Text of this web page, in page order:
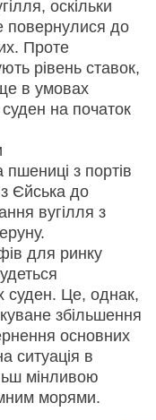
оскільки
повернулися до
Проте
рівень ставок,
в умовах
суден на початок
з портів
Єйська до
вугілля з
для ринку
суден. Це, однак,
збільшення
основних
ситуація в
мінливою
морями.